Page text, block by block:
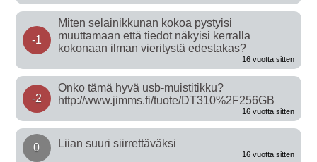
-1
Miten selainikkunan kokoa pystyisi
muuttamaan että tiedot näkyisi kerralla
kokonaan ilman vieritystä edestakas?
16 vuotta sitten
-2
Onko tämä hyvä usb-muistitikku?
http://www.jimms.fi/tuote/DT310%2F256GB
16 vuotta sitten
0 Liian suuri siirrettäväksi
16 vuotta sitten